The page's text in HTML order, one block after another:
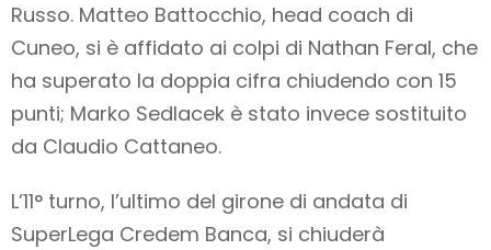
Russo. Matteo Battocchio, head coach di
Cuneo, si è affidato ai colpi di Nathan Feral, che
ha superato la doppia cifra chiudendo con 15
punti; Marko Sedlacek è stato invece sostituito
da Claudio Cattaneo.
L’11° turno, l’ultimo del girone di andata di
SuperLega Credem Banca, si chiuderà